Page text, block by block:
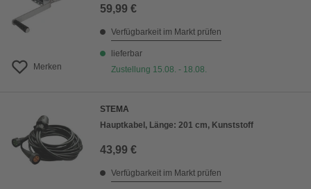
Merken
59,99 €
Verfügbarkeit im Markt prüfen
lieferbar
Zustellung 15.08. - 18.08.
STEMA
Hauptkabel, Länge: 201 cm, Kunststoff
43,99 €
Verfügbarkeit im Markt prüfen